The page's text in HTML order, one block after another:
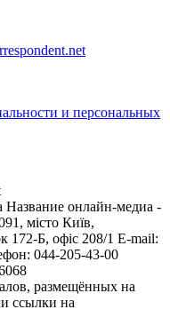
и персональных
Название онлайн-медиа -
місто Київ,
Б, офіс 208/1 E-mail:
044-205-43-00
размещённых на
ссылки на